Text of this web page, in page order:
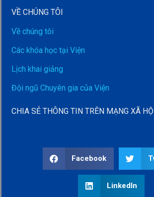
VỀ CHÚNG TÔI
Về chúng tôi
Các khóa học tại Viện
Lịch khai giảng
Đội ngũ Chuyên gia của Viện
CHIA SẺ THÔNG TIN TRÊN MẠNG XÃ
Facebook
LinkedIn